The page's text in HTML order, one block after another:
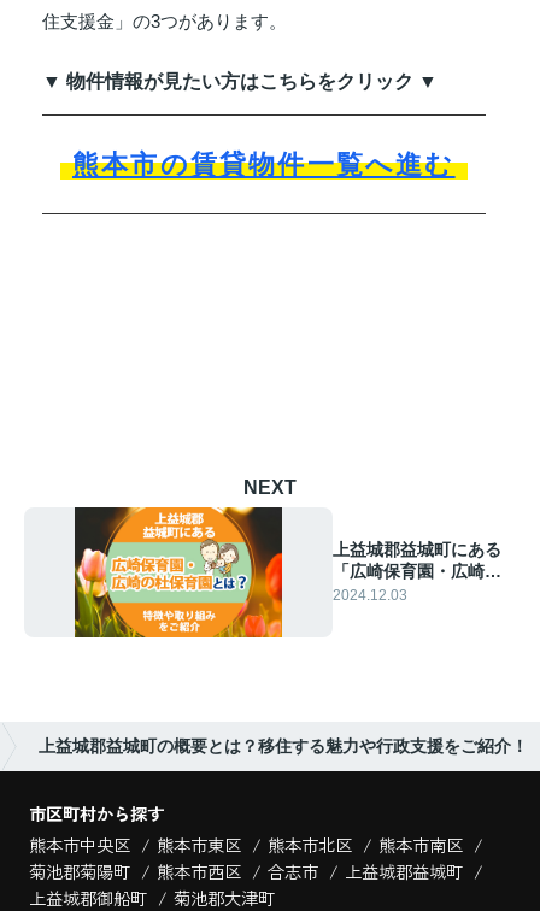
住支援金」の3つがあります。
▼ 物件情報が見たい方はこちらをクリック ▼
熊本市の賃貸物件一覧へ進む
NEXT
上益城郡益城町にある
「広崎保育園・広崎の
杜保育園」とは？特徴
2024.12.03
上益城郡益城町の概要とは？移住する魅力や行政支援をご紹介！
市区町村から探す
熊本市中央区
熊本市東区 熊本市北区
熊本市南区
菊池郡菊陽町
熊本市西区 合志市
上益城郡益城町
上益城郡御船町
菊池郡大津町